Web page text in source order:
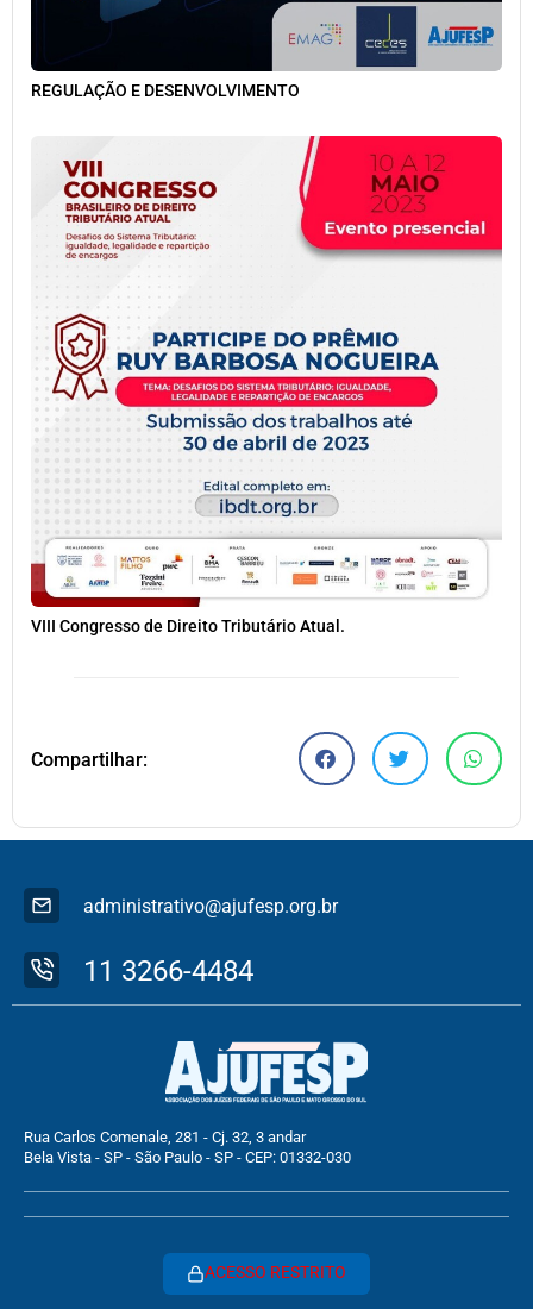
REGULAÇÃO E DESENVOLVIMENTO
VIII Congresso de Direito Tributário Atual.
Compartilhar:
administrativo@ajufesp.org.br
11 3266-4484
Rua Carlos Comenale, 281 - Cj. 32, 3 andar
Bela Vista - SP - São Paulo - SP - CEP: 01332-030
ACESSO RESTRITO